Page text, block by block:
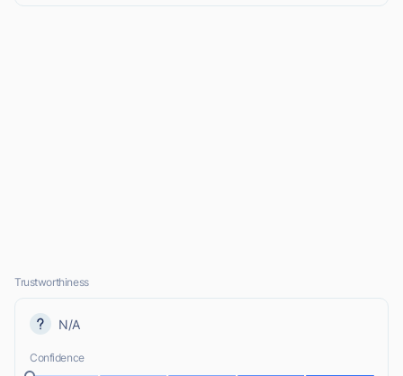
Trustworthiness
N/A
Confidence